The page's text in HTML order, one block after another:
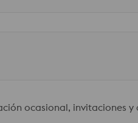
ocasional, invitaciones